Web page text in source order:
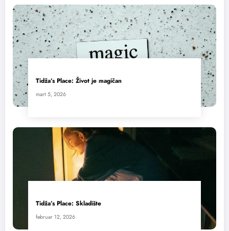
Tidža’s Place: Život je magičan
mart 5, 2026
Tidža’s Place: Skladište
februar 12, 2026